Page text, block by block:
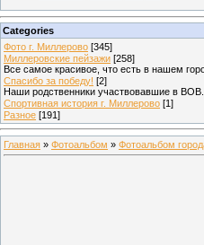
Categories
Фото г. Миллерово [345]
Миллеровские пейзажи [258]
Все самое красивое, что есть в нашем
Спасибо за победу! [2]
Наши родственники участвовавшие в
Спортивная история г. Миллерово [1]
Разное [191]
Главная » Фотоальбом » Фотоальбом